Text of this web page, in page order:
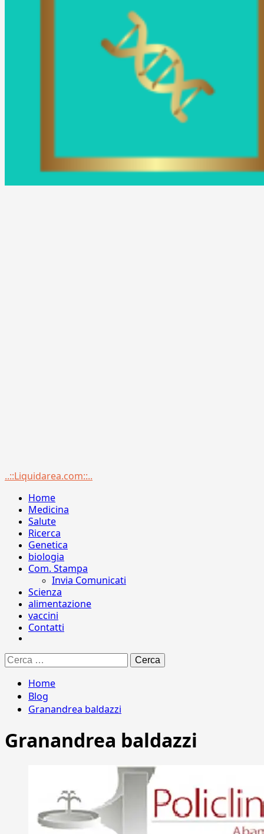
Menu
..::Liquidarea.com::..
Home
Medicina
Salute
Ricerca
Genetica
biologia
Com. Stampa
Invia Comunicati
Scienza
alimentazione
vaccini
Contatti
Ricerca
per:
Home
Blog
Granandrea baldazzi
Granandrea baldazzi